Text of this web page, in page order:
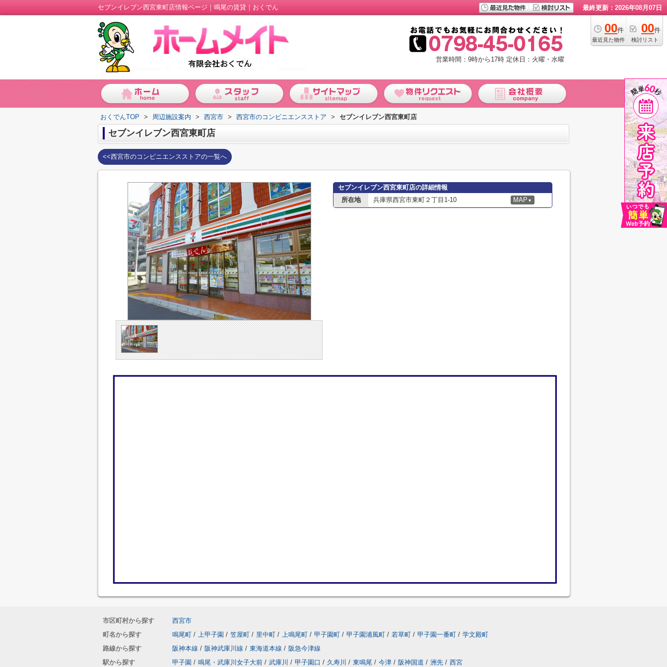
セブンイレブン西宮東町店情報ページ｜鳴尾の賃貸｜おくでん 最終更新：2026年08月07日
00件
最近見た物件
00件
検討リスト
営業時間：9時から17時 定休日：火曜・水曜
おくでんTOP > 周辺施設案内 > 西宮市 > 西宮市のコンビニエンスストア > セブンイレブン西宮東町店
セブンイレブン西宮東町店
<<西宮市のコンビニエンスストアの一覧へ
セブンイレブン西宮東町店の詳細情報
所在地
兵庫県西宮市東町２丁目1-10 MAP ▼
市区町村から探す
西宮市
町名から探す
鳴尾町 / 上甲子園 / 笠屋町 / 里中町 / 上鳴尾町 / 甲子園町 / 甲子園浦風町 / 若草町 / 甲子園一番町 / 学文殿町
路線から探す
阪神本線 / 阪神武庫川線 / 東海道本線 / 阪急今津線
駅から探す
甲子園 / 鳴尾・武庫川女子大前 / 武庫川 / 甲子園口 / 久寿川 / 東鳴尾 / 今津 / 阪神国道 / 洲先 / 西宮